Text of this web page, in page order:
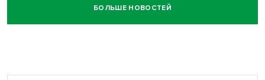
БОЛЬШЕ НОВОСТЕЙ